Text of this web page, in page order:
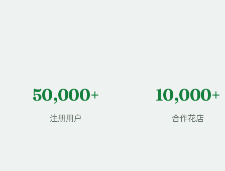
50,000+
注册用户
10,000+
合作花店